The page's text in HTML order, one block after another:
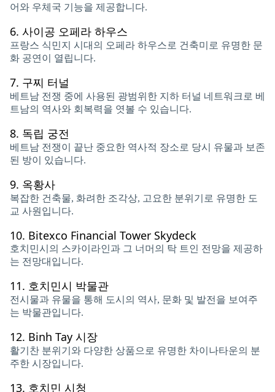
어와 우체국 기능을 제공합니다.
6. 사이공 오페라 하우스
프랑스 식민지 시대의 오페라 하우스로 건축미로 유명한 문
화 공연이 열립니다.
7. 구찌 터널
베트남 전쟁 중에 사용된 광범위한 지하 터널 네트워크로 베
트남의 역사와 회복력을 엿볼 수 있습니다.
8. 독립 궁전
베트남 전쟁이 끝난 중요한 역사적 장소로 당시 유물과 보존
된 방이 있습니다.
9. 옥황사
복잡한 건축물, 화려한 조각상, 고요한 분위기로 유명한 도
교 사원입니다.
10. Bitexco Financial Tower Skydeck
호치민시의 스카이라인과 그 너머의 탁 트인 전망을 제공하
는 전망대입니다.
11. 호치민시 박물관
전시물과 유물을 통해 도시의 역사, 문화 및 발전을 보여주
는 박물관입니다.
12. Binh Tay 시장
활기찬 분위기와 다양한 상품으로 유명한 차이나타운의 분
주한 시장입니다.
13. 호치민 시청